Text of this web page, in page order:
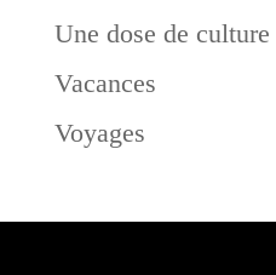
Une dose de culture
Vacances
Voyages